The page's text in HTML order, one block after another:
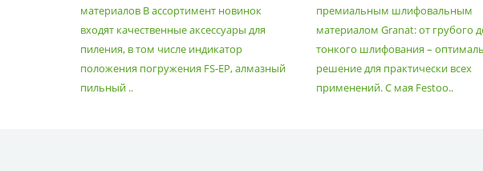
материалов В ассортимент новинок
входят качественные аксессуары для
пиления, в том числе индикатор
положения погружения FS-EP, алмазный
пильный ..
премиальным шлифовальным
материалом Granat: от грубого
тонкого шлифования –
решение для практически всех
применений. С мая Festoo..